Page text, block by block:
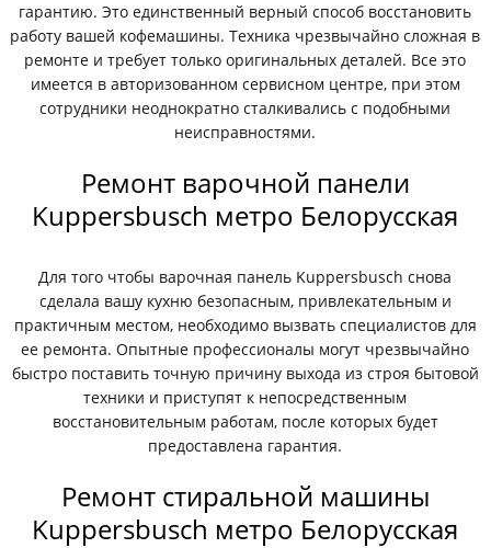
гарантию. Это единственный верный способ восстановить
работу вашей кофемашины. Техника чрезвычайно сложная в
ремонте и требует только оригинальных деталей. Все это
имеется в авторизованном сервисном центре, при этом
сотрудники неоднократно сталкивались с подобными
неисправностями.
Ремонт варочной панели
Kuppersbusch метро Белорусская
Для того чтобы варочная панель Kuppersbusch снова
сделала вашу кухню безопасным, привлекательным и
практичным местом, необходимо вызвать специалистов для
ее ремонта. Опытные профессионалы могут чрезвычайно
быстро поставить точную причину выхода из строя бытовой
техники и приступят к непосредственным
восстановительным работам, после которых будет
предоставлена гарантия.
Ремонт стиральной машины
Kuppersbusch метро Белорусская